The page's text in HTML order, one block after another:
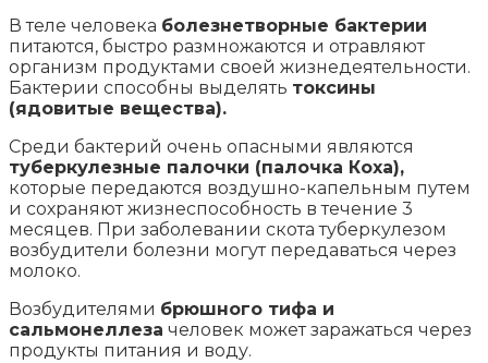
В теле человека болезнетворные бактерии
питаются, быстро размножаются и отравляют
организм продуктами своей жизнедеятельности.
Бактерии способны выделять токсины
(ядовитые вещества).
Среди бактерий очень опасными являются
туберкулезные палочки (палочка Коха),
которые передаются воздушно-капельным путем
и сохраняют жизнеспособность в течение 3
месяцев. При заболевании скота туберкулезом
возбудители болезни могут передаваться через
молоко.
Возбудителями брюшного тифа и
сальмонеллеза человек может заражаться через
продукты питания и воду.